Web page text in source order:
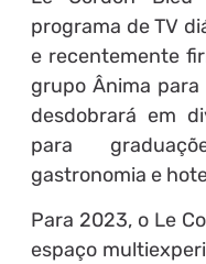
programa de TV
e recentemente
grupo Ânima
desdobrará em
para
gastronomia e
Para 2023, o Le
espaço